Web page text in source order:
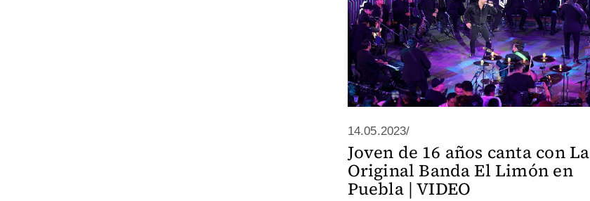
14.05.2023/
Joven de 16 años canta con La
Original Banda El Limón en
Puebla | VIDEO